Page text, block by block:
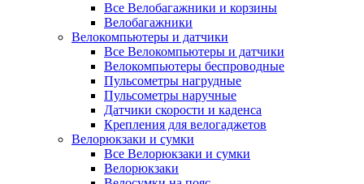
Все Велобагажники и корзины
Велобагажники
Велокомпьютеры и датчики
Все Велокомпьютеры и датчики
Велокомпьютеры беспроводные
Пульсометры нагрудные
Пульсометры наручные
Датчики скорости и каденса
Крепления для велогаджетов
Велорюкзаки и сумки
Все Велорюкзаки и сумки
Велорюкзаки